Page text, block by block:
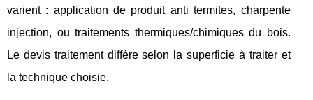
varient : application de produit anti termites, charpente
injection, ou traitements thermiques/chimiques du bois.
Le devis traitement diffère selon la superficie à traiter et
la technique choisie.